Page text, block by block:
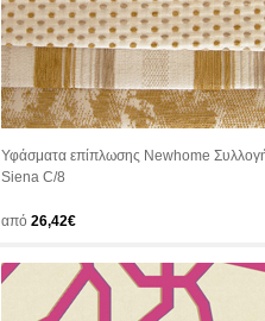
Υφάσματα επίπλωσης Newhome
Siena C/8
από 26,42€